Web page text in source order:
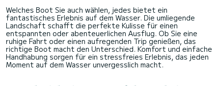
Welches Boot Sie auch wählen, jedes bietet ein
fantastisches Erlebnis auf dem Wasser. Die umliegende
Landschaft schafft die perfekte Kulisse für einen
entspannten oder abenteuerlichen Ausflug. Ob Sie eine
ruhige Fahrt oder einen aufregenden Trip genießen, das
richtige Boot macht den Unterschied. Komfort und einfache
Handhabung sorgen für ein stressfreies Erlebnis, das jeden
Moment auf dem Wasser unvergesslich macht.